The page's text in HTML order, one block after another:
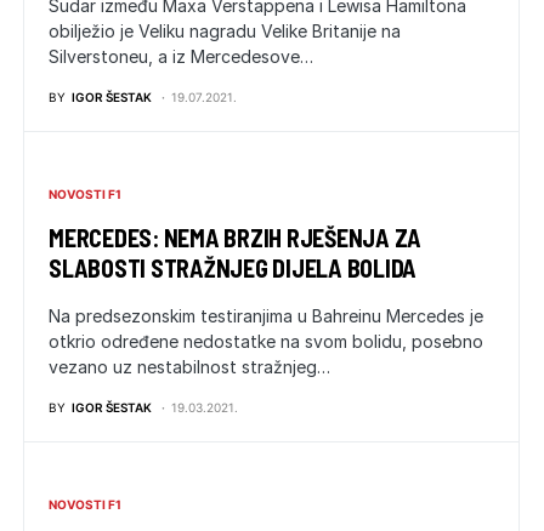
Sudar između Maxa Verstappena i Lewisa Hamiltona
obilježio je Veliku nagradu Velike Britanije na
Silverstoneu, a iz Mercedesove…
BY IGOR ŠESTAK 19.07.2021.
NOVOSTI F1
MERCEDES: NEMA BRZIH RJEŠENJA ZA
SLABOSTI STRAŽNJEG DIJELA BOLIDA
Na predsezonskim testiranjima u Bahreinu Mercedes je
otkrio određene nedostatke na svom bolidu, posebno
vezano uz nestabilnost stražnjeg…
BY IGOR ŠESTAK 19.03.2021.
NOVOSTI F1